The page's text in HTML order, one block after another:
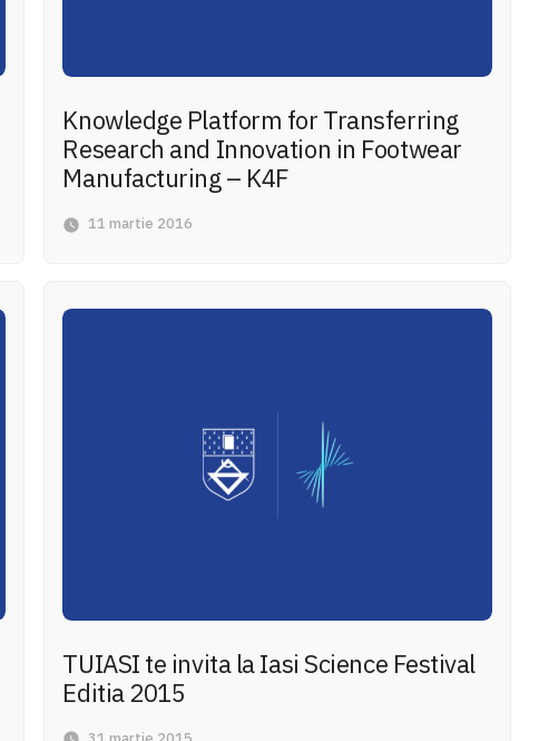
Knowledge Platform for Transferring
Research and Innovation in Footwear
Manufacturing – K4F
11 martie 2016
TUIASI te invita la Iasi Science Festival
Editia 2015